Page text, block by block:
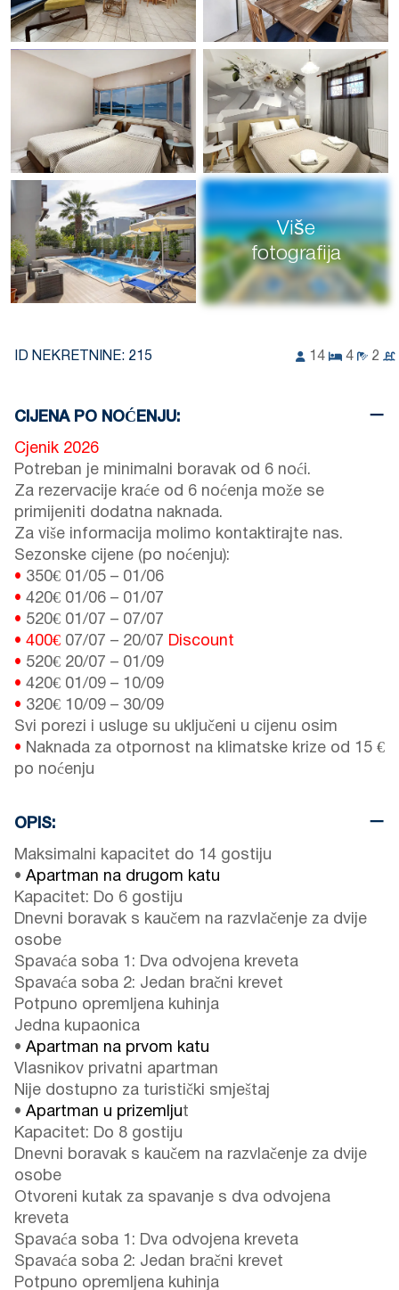
Više
fotografija
ID NEKRETNINE: 215 14 4 2
CIJENA PO NOĆENJU:
Cjenik 2026
Potreban je minimalni boravak od 6 noći.
Za rezervacije kraće od 6 noćenja može se
primijeniti dodatna naknada.
Za više informacija molimo kontaktirajte nas.
Sezonske cijene (po noćenju):
• 350€ 01/05 – 01/06
• 420€ 01/06 – 01/07
• 520€ 01/07 – 07/07
• 400€ 07/07 – 20/07 Discount
• 520€ 20/07 – 01/09
• 420€ 01/09 – 10/09
• 320€ 10/09 – 30/09
Svi porezi i usluge su uključeni u cijenu osim
• Naknada za otpornost na klimatske krize od 15 €
po noćenju
OPIS:
Maksimalni kapacitet do 14 gostiju
• Apartman na drugom katu
Kapacitet: Do 6 gostiju
Dnevni boravak s kaučem na razvlačenje za dvije
osobe
Spavaća soba 1: Dva odvojena kreveta
Spavaća soba 2: Jedan bračni krevet
Potpuno opremljena kuhinja
Jedna kupaonica
• Apartman na prvom katu
Vlasnikov privatni apartman
Nije dostupno za turistički smještaj
• Apartman u prizemljut
Kapacitet: Do 8 gostiju
Dnevni boravak s kaučem na razvlačenje za dvije
osobe
Otvoreni kutak za spavanje s dva odvojena
kreveta
Spavaća soba 1: Dva odvojena kreveta
Spavaća soba 2: Jedan bračni krevet
Potpuno opremljena kuhinja